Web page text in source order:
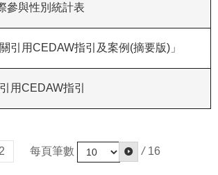
參與性別統計表
引用CEDAW指引及案例(摘要版)」
用CEDAW指引
2 每頁筆數 / 16